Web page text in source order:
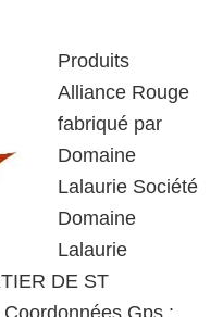
Produits
Alliance Rouge
fabriqué par
Domaine
Lalaurie Société
Domaine
Lalaurie
DE ST
Gps :